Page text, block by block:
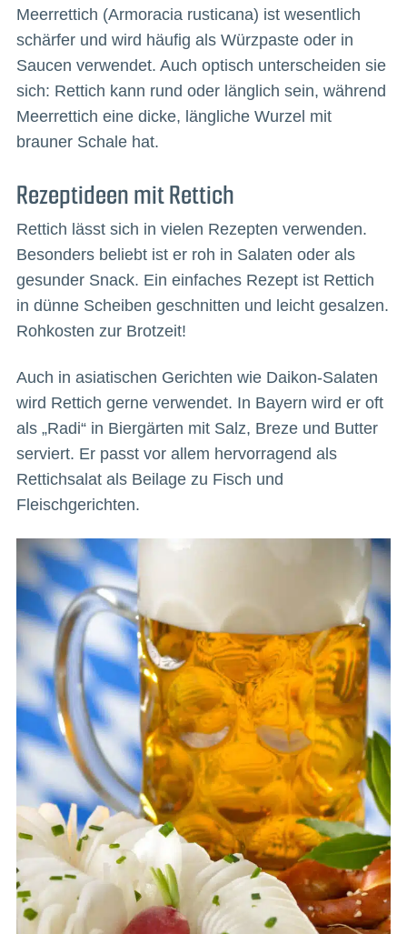
Meerrettich (Armoracia rusticana) ist wesentlich
schärfer und wird häufig als Würzpaste oder in
Saucen verwendet. Auch optisch unterscheiden sie
sich: Rettich kann rund oder länglich sein, während
Meerrettich eine dicke, längliche Wurzel mit
brauner Schale hat.
Rezeptideen mit Rettich
Rettich lässt sich in vielen Rezepten verwenden.
Besonders beliebt ist er roh in Salaten oder als
gesunder Snack. Ein einfaches Rezept ist Rettich
in dünne Scheiben geschnitten und leicht gesalzen.
Rohkosten zur Brotzeit!
Auch in asiatischen Gerichten wie Daikon-Salaten
wird Rettich gerne verwendet. In Bayern wird er oft
als „Radi“ in Biergärten mit Salz, Breze und Butter
serviert. Er passt vor allem hervorragend als
Rettichsalat als Beilage zu Fisch und
Fleischgerichten.